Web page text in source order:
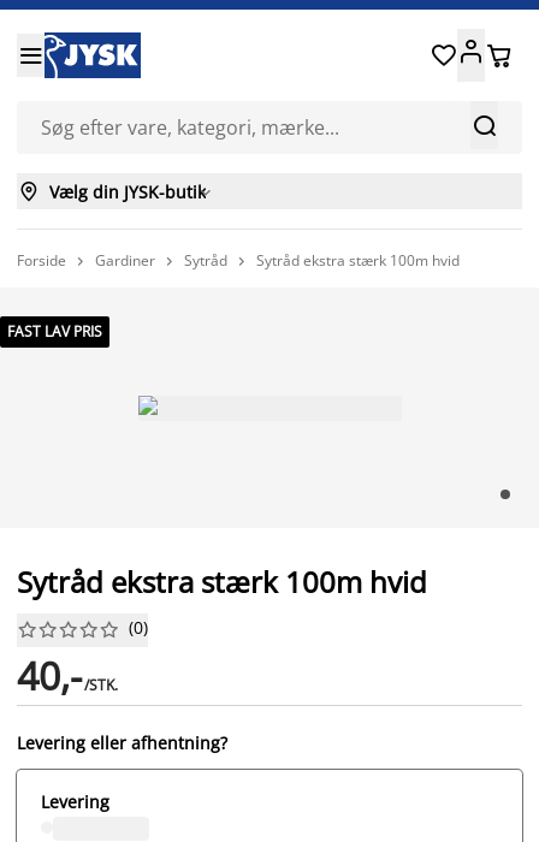


 
 Vælg din JYSK-butik
Forside  Gardiner  Sytråd  Sytråd ekstra stærk 100m hvid
FAST LAV PRIS
Sytråd ekstra stærk 100m hvid





 (0)
40,-/STK.
Levering eller afhentning?
Levering